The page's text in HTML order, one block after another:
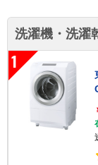
洗濯機・洗濯
1